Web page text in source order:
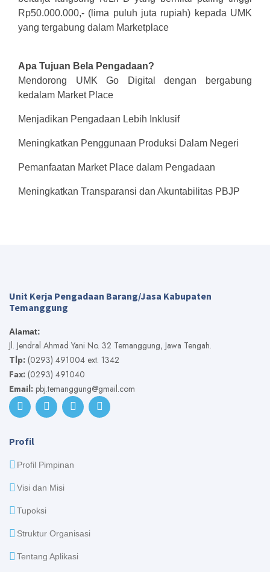
Rp50.000.000,- (lima puluh juta rupiah) kepada UMK
yang tergabung dalam Marketplace
Apa Tujuan Bela Pengadaan?
Mendorong UMK Go Digital dengan bergabung
kedalam Market Place
Menjadikan Pengadaan Lebih Inklusif
Meningkatkan Penggunaan Produksi Dalam Negeri
Pemanfaatan Market Place dalam Pengadaan
Meningkatkan Transparansi dan Akuntabilitas PBJP
Unit Kerja Pengadaan Barang/Jasa Kabupaten
Temanggung
Alamat:
Jl. Jendral Ahmad Yani No. 32 Temanggung, Jawa Tengah.
Tlp: (0293) 491004 ext. 1342
Fax: (0293) 491040
Email: pbj.temanggung@gmail.com
Profil
Profil Pimpinan
Visi dan Misi
Tupoksi
Struktur Organisasi
Tentang Aplikasi